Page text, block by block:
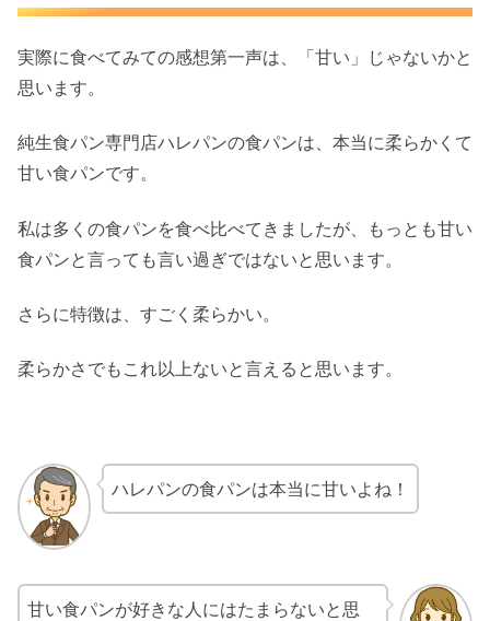
実際に食べてみての感想第一声は、「甘い」じゃないかと
思います。
純生食パン専門店ハレパンの食パンは、本当に柔らかくて
甘い食パンです。
私は多くの食パンを食べ比べてきましたが、もっとも甘い
食パンと言っても言い過ぎではないと思います。
さらに特徴は、すごく柔らかい。
柔らかさでもこれ以上ないと言えると思います。
ハレパンの食パンは本当に甘いよね！
甘い食パンが好きな人にはたまらないと思